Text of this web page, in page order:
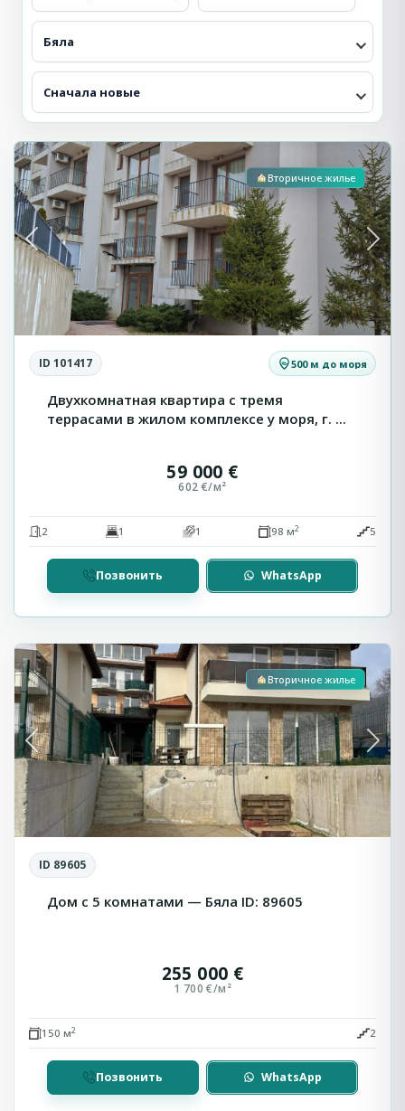
Бяла
Сначала новые
Бяла
Previous Next
Вторичное жилье
С видом на море
ID 101417 500 м до моря
Двухкомнатная квартира с тремя
террасами в жилом комплексе у моря, г. ...
59 000 €
602 €/м²
2 1 1 98 м2 5
Позвонить WhatsApp
Previous Next
Вторичное жилье
ID 89605
Дом с 5 комнатами — Бяла ID: 89605
255 000 €
1 700 €/м²
150 м2 2
Позвонить WhatsApp